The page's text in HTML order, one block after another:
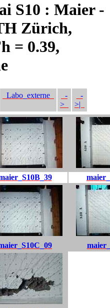
S10 : Maier -
Zürich,
= 0.39,
Labo_externe
-
>
-
>|